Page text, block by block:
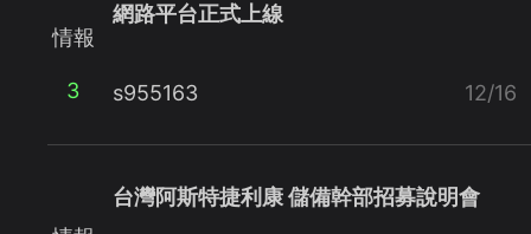
情報
3
網路平台正式上線
s955163 12/16
台灣阿斯特捷利康 儲備幹部招募說明會